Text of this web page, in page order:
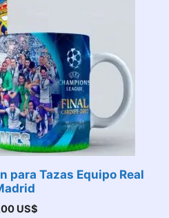
para Tazas Equipo Real
US$